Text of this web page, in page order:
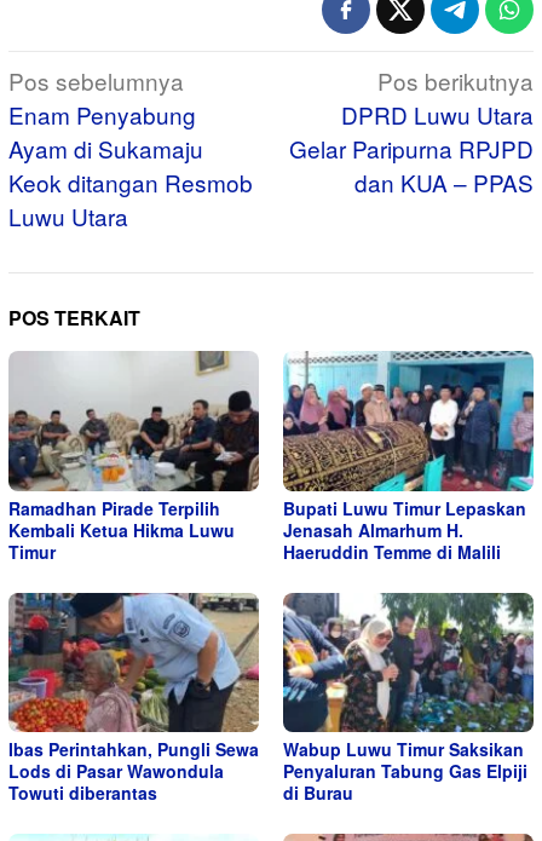
Navigasi
pos
Pos sebelumnya
Enam Penyabung
Ayam di Sukamaju
Keok ditangan Resmob
Luwu Utara
Pos berikutnya
DPRD Luwu Utara
Gelar Paripurna RPJPD
dan KUA – PPAS
POS TERKAIT
Ramadhan Pirade Terpilih
Kembali Ketua Hikma Luwu
Timur
Bupati Luwu Timur Lepaskan
Jenasah Almarhum H.
Haeruddin Temme di Malili
Ibas Perintahkan, Pungli Sewa
Lods di Pasar Wawondula
Towuti diberantas
Wabup Luwu Timur Saksikan
Penyaluran Tabung Gas Elpiji
di Burau